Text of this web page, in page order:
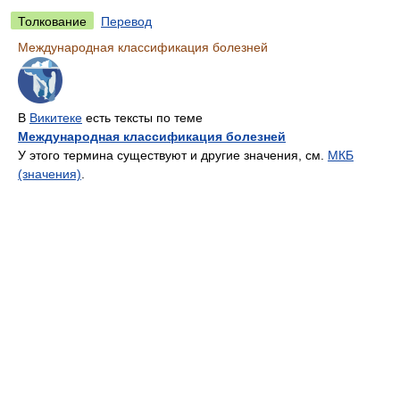
Толкование
Перевод
Международная классификация болезней
В Викитеке есть тексты по теме
Международная классификация болезней
У этого термина существуют и другие значения, см. МКБ
(значения)